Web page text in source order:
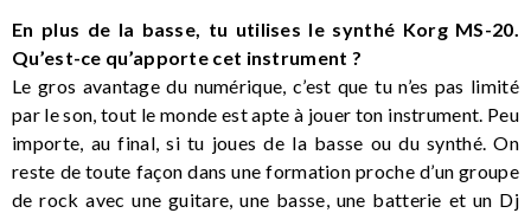
En plus de la basse, tu utilises le synthé Korg MS-20.
Qu’est-ce qu’apporte cet instrument ?
Le gros avantage du numérique, c’est que tu n’es pas limité
par le son, tout le monde est apte à jouer ton instrument. Peu
importe, au final, si tu joues de la basse ou du synthé. On
reste de toute façon dans une formation proche d’un groupe
de rock avec une guitare, une basse, une batterie et un Dj